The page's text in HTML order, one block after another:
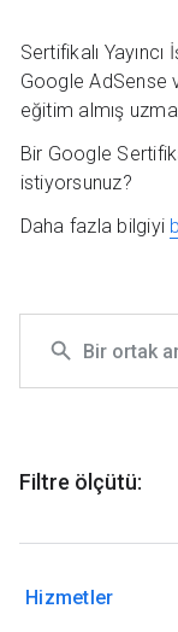
Sertifikalı
Google AdSense
eğitim almış
Bir Google
istiyorsunuz?
Daha fazla bilgiyi
Filtre ölçütü:
Hizmetler